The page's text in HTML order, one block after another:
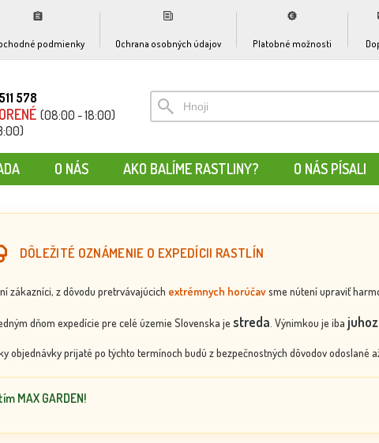
podmienky Ochrana osobných údajov Platobné možnosti
578
(08:00 - 18:00)
O NÁS AKO BALÍME RASTLINY? O NÁS PÍSALI
DÔLEŽITÉ OZNÁMENIE O EXPEDÍCII RASTLÍN
zákazníci, z dôvodu pretrvávajúcich extrémnych horúčavsme nútení upraviť
dňom expedície pre celé územie Slovenska je streda . Výnimkou je iba
objednávky prijaté po týchto termínoch budú z bezpečnostných dôvodov odoslané
MAX GARDEN!